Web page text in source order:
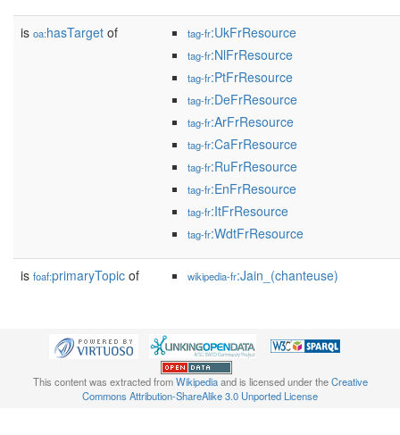
is oa:hasTarget of tag-fr:UkFrResource
tag-fr:NlFrResource
tag-fr:PtFrResource
tag-fr:DeFrResource
tag-fr:ArFrResource
tag-fr:CaFrResource
tag-fr:RuFrResource
tag-fr:EnFrResource
tag-fr:ItFrResource
tag-fr:WdtFrResource
is foaf:primaryTopic of wikipedia-fr:Jain_(chanteuse)
This content was extracted fromWikipediaand is licensed under theCreative
Commons Attribution-ShareAlike 3.0 Unported License